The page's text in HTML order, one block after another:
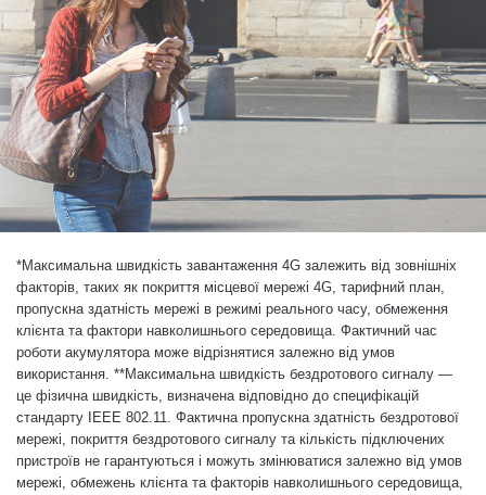
*Максимальна швидкість завантаження 4G залежить від зовнішніх
факторів, таких як покриття місцевої мережі 4G, тарифний план,
пропускна здатність мережі в режимі реального часу, обмеження
клієнта та фактори навколишнього середовища. Фактичний час
роботи акумулятора може відрізнятися залежно від умов
використання. **Максимальна швидкість бездротового сигналу —
це фізична швидкість, визначена відповідно до специфікацій
стандарту IEEE 802.11. Фактична пропускна здатність бездротової
мережі, покриття бездротового сигналу та кількість підключених
пристроїв не гарантуються і можуть змінюватися залежно від умов
мережі, обмежень клієнта та факторів навколишнього середовища,